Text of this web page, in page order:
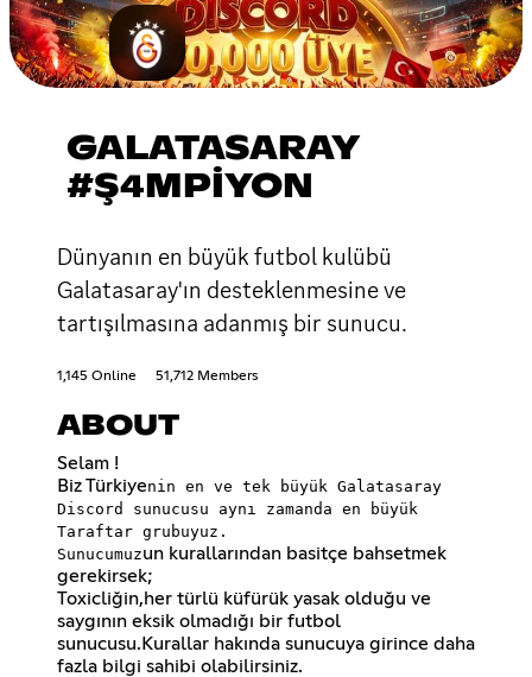
GALATASARAY
#Ş4MPİYON
Dünyanın en büyük futbol kulübü
Galatasaray'ın desteklenmesine ve
tartışılmasına adanmış bir sunucu.
1,145 Online 51,712 Members
ABOUT
Selam !
Biz Türkiyenin en ve tek büyük Galatasaray
Discord sunucusu aynı zamanda en büyük
Taraftar grubuyuz.
Sunucumuzun kurallarından basitçe bahsetmek
gerekirsek;
Toxicliğin,her türlü küfürük yasak olduğu ve
saygının eksik olmadığı bir futbol
sunucusu.Kurallar hakında sunucuya girince daha
fazla bilgi sahibi olabilirsiniz.